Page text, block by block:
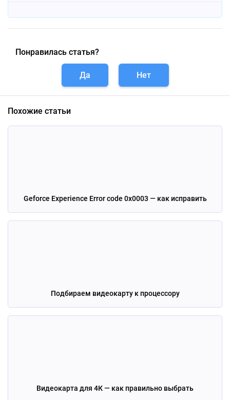
Понравилась статья?
Да Нет
Похожие статьи
Geforce Experience Error code 0x0003 — как исправить
Подбираем видеокарту к процессору
Видеокарта для 4К — как правильно выбрать